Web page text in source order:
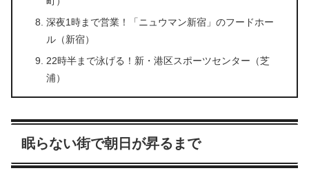
深夜1時まで営業！「ニュウマン新宿」のフードホー
ル（新宿）
22時半まで泳げる！新・港区スポーツセンター（芝
浦）
眠らない街で朝日が昇るまで